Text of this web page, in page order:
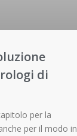
di
per la
per il modo in